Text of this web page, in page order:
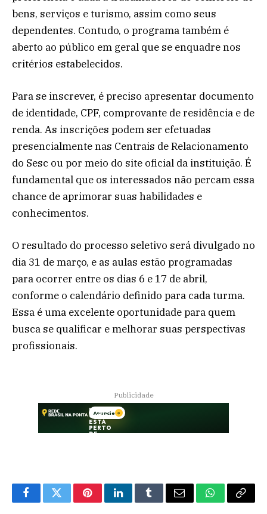
bens, serviços e turismo, assim como seus
dependentes. Contudo, o programa também é
aberto ao público em geral que se enquadre nos
critérios estabelecidos.
Para se inscrever, é preciso apresentar documento
de identidade, CPF, comprovante de residência e de
renda. As inscrições podem ser efetuadas
presencialmente nas Centrais de Relacionamento
do Sesc ou por meio do site oficial da instituição. É
fundamental que os interessados não percam essa
chance de aprimorar suas habilidades e
conhecimentos.
O resultado do processo seletivo será divulgado no
dia 31 de março, e as aulas estão programadas
para ocorrer entre os dias 6 e 17 de abril,
conforme o calendário definido para cada turma.
Essa é uma excelente oportunidade para quem
busca se qualificar e melhorar suas perspectivas
profissionais.
Publicidade
FacebookTwitterPinterestLinkedInTumblrEmail WhatsApp
Copy